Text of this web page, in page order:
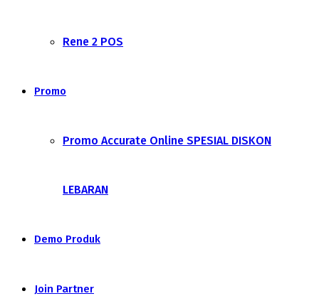
Rene 2 POS
Promo
Promo Accurate Online SPESIAL DISKON
LEBARAN
Demo Produk
Join Partner